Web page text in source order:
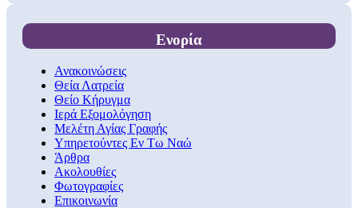
Ενορία
Ανακοινώσεις
Θεία Λατρεία
Θείο Κήρυγμα
Ιερά Εξομολόγηση
Μελέτη Αγίας Γραφής
Υπηρετούντες Εν Τω Ναώ
Άρθρα
Ακολουθίες
Φωτογραφίες
Επικοινωνία